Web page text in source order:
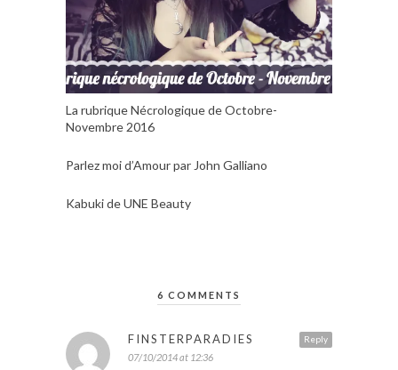
La rubrique Nécrologique de Octobre-
Novembre 2016
Parlez moi d’Amour par John Galliano
Kabuki de UNE Beauty
6 COMMENTS
Reply
FINSTERPARADIES
07/10/2014 at 12:36